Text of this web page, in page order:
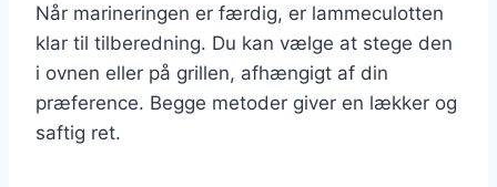
Når marineringen er færdig, er lammeculotten
klar til tilberedning. Du kan vælge at stege den
i ovnen eller på grillen, afhængigt af din
præference. Begge metoder giver en lækker og
saftig ret.